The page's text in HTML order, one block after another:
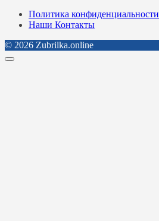
Политика конфиденциальности
Наши Контакты
© 2026 Zubrilka.online